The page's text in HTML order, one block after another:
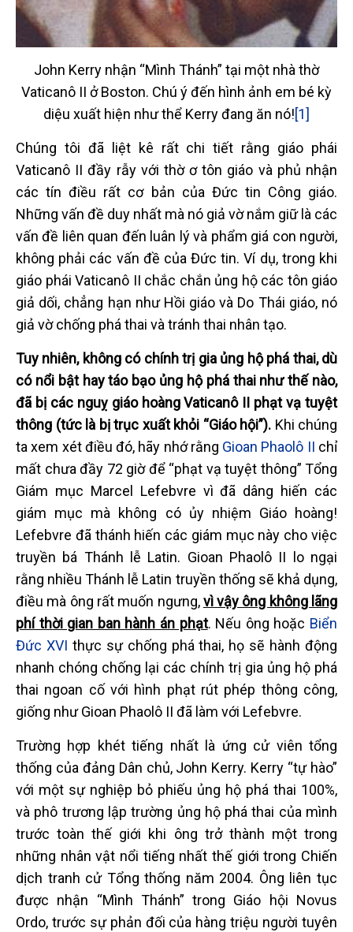
John Kerry nhận “Mình Thánh” tại một nhà thờ
Vaticanô II ở Boston. Chú ý đến hình ảnh em bé kỳ
diệu xuất hiện như thể Kerry đang ăn nó![1]
Chúng tôi đã liệt kê rất chi tiết rằng giáo phái
Vaticanô II đầy rẫy với thờ ơ tôn giáo và phủ nhận
các tín điều rất cơ bản của Đức tin Công giáo.
Những vấn đề duy nhất mà nó giả vờ nắm giữ là các
vấn đề liên quan đến luân lý và phẩm giá con người,
không phải các vấn đề của Đức tin. Ví dụ, trong khi
giáo phái Vaticanô II chắc chắn ủng hộ các tôn giáo
giả dối, chẳng hạn như Hồi giáo và Do Thái giáo, nó
giả vờ chống phá thai và tránh thai nhân tạo.
Tuy nhiên, không có chính trị gia ủng hộ phá thai, dù
có nổi bật hay táo bạo ủng hộ phá thai như thế nào,
đã bị các nguỵ giáo hoàng Vaticanô II phạt vạ tuyệt
thông (tức là bị trục xuất khỏi “Giáo hội”). Khi chúng
ta xem xét điều đó, hãy nhớ rằng Gioan Phaolô II chỉ
mất chưa đầy 72 giờ để “phạt vạ tuyệt thông” Tổng
Giám mục Marcel Lefebvre vì đã dâng hiến các
giám mục mà không có ủy nhiệm Giáo hoàng!
Lefebvre đã thánh hiến các giám mục này cho việc
truyền bá Thánh lễ Latin. Gioan Phaolô II lo ngại
rằng nhiều Thánh lễ Latin truyền thống sẽ khả dụng,
điều mà ông rất muốn ngưng,vì vậy ông không lãng
phí thời gian ban hành án phạt. Nếu ông hoặc Biển
Đức XVI thực sự chống phá thai, họ sẽ hành động
nhanh chóng chống lại các chính trị gia ủng hộ phá
thai ngoan cố với hình phạt rút phép thông công,
giống như Gioan Phaolô II đã làm với Lefebvre.
Trường hợp khét tiếng nhất là ứng cử viên tổng
thống của đảng Dân chủ, John Kerry. Kerry “tự hào”
với một sự nghiệp bỏ phiếu ủng hộ phá thai 100%,
và phô trương lập trường ủng hộ phá thai của mình
trước toàn thế giới khi ông trở thành một trong
những nhân vật nổi tiếng nhất thế giới trong Chiến
dịch tranh cử Tổng thống năm 2004. Ông liên tục
được nhận “Mình Thánh” trong Giáo hội Novus
Ordo, trước sự phản đối của hàng triệu người tuyên